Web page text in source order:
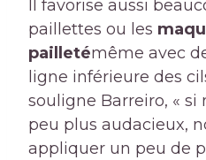
Il favorise aussi
paillettes ou les
pailletémême avec
ligne inférieure des
souligne Barreiro, « si
peu plus audacieux,
appliquer un peu de